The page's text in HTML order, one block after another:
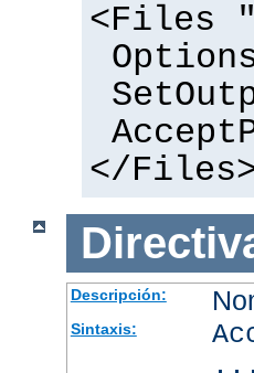
<Files
</
Descripción:
Sintaxis:
...